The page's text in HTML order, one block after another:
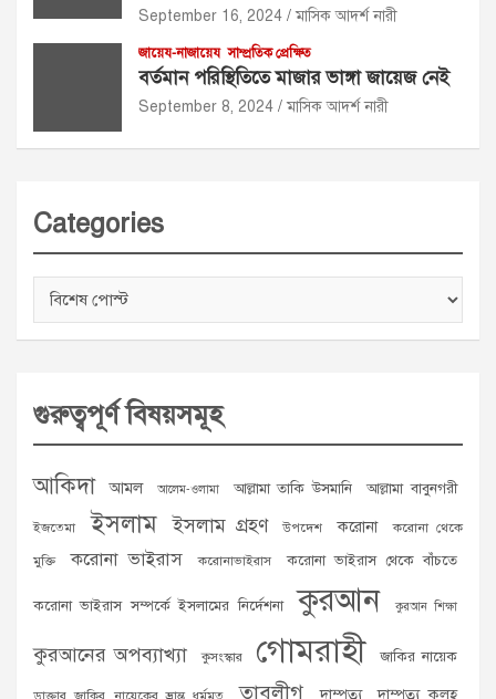
September 16, 2024 মাসিক আদর্শ নারী
জায়েয-নাজায়েয সাম্প্রতিক প্রেক্ষিত
বর্তমান পরিস্থিতিতে মাজার ভাঙ্গা জায়েজ নেই
September 8, 2024 মাসিক আদর্শ নারী
Categories
Categories
গুরুত্বপূর্ণ বিষয়সমূহ
আকিদা আমল আলেম-ওলামা আল্লামা তাকি উসমানি আল্লামা বাবুনগরী
ইজতেমা ইসলাম ইসলাম গ্রহণ উপদেশ করোনা করোনা থেকে
মুক্তি করোনা ভাইরাস করোনাভাইরাস করোনা ভাইরাস থেকে বাঁচতে
করোনা ভাইরাস সম্পর্কে ইসলামের নির্দেশনা কুরআন কুরআন শিক্ষা
কুরআনের অপব্যাখ্যা কুসংস্কার গোমরাহী জাকির নায়েক
ডাক্তার জাকির নায়েকের ভ্রান্ত ধর্মমত তাবলীগ দাম্পত্য দাম্পত্য কলহ